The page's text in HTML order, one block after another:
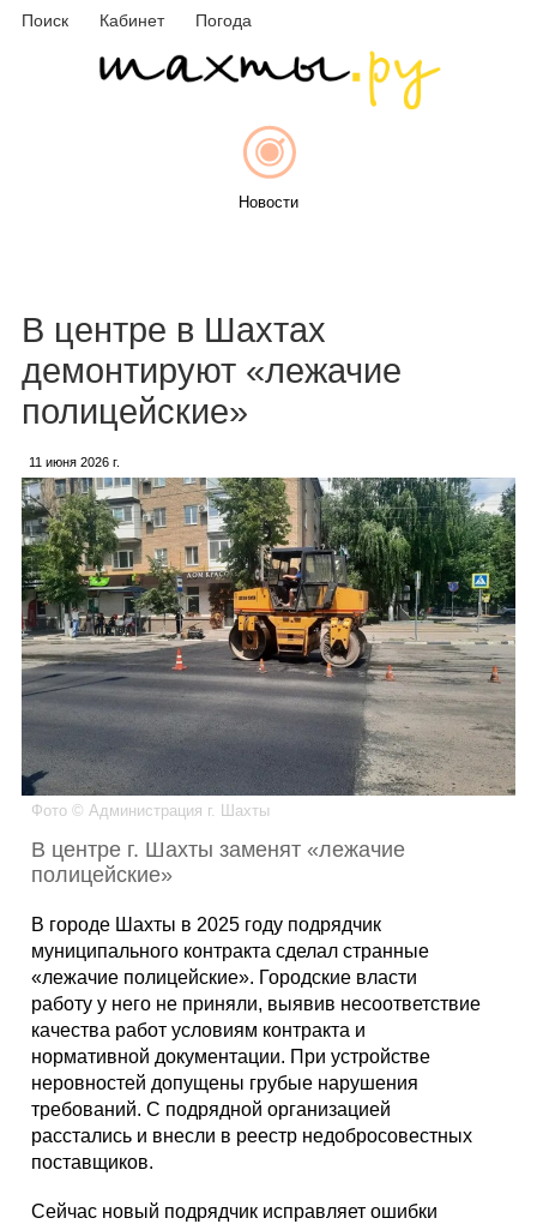
Поиск Кабинет Погода
Новости
Каталог
Инфо
Гороскоп
Фотогалерея
В центре в Шахтах
демонтируют «лежачие
полицейские»
11 июня 2026 г.
Фото © Администрация г. Шахты
В центре г. Шахты заменят «лежачие
полицейские»
В городе Шахты в 2025 году подрядчик
муниципального контракта сделал странные
«лежачие полицейские». Городские власти
работу у него не приняли, выявив несоответствие
качества работ условиям контракта и
нормативной документации. При устройстве
неровностей допущены грубые нарушения
требований. С подрядной организацией
расстались и внесли в реестр недобросовестных
поставщиков.
Сейчас новый подрядчик исправляет ошибки